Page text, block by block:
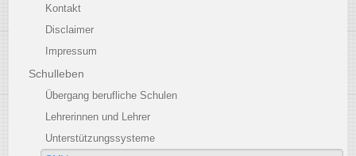
Kontakt
Disclaimer
Impressum
Schulleben
Übergang berufliche Schulen
Lehrerinnen und Lehrer
Unterstützungssysteme